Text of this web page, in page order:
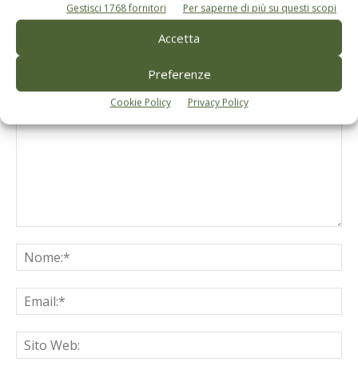
Gestisci 1768 fornitori Per saperne di più su questi scopi
Accetta
Preferenze
Cookie Policy Privacy Policy
LASCIA UN COMMENTO